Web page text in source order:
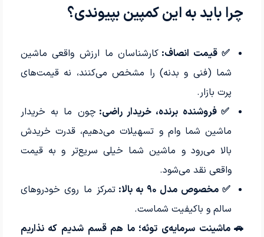
چرا باید به این کمپین بپیوندی؟
✅ قیمت انصاف: کارشناسان ما ارزش واقعی ماشین
شما (فنی و بدنه) را مشخص می‌کنند، نه قیمت‌های
پرت بازار.
✅ فروشنده برنده، خریدار راضی: چون ما به خریدار
ماشین شما وام و تسهیلات می‌دهیم، قدرت خریدش
بالا می‌رود و ماشین شما خیلی سریع‌تر و به قیمت
واقعی نقد می‌شود.
✅ مخصوص مدل ۹۰ به بالا:
تمرکز ما روی خودروهای
سالم و باکیفیت شماست.
🚗 ماشینت سرمایه‌ی توئه؛ ما هم قسم شدیم که نذاریم